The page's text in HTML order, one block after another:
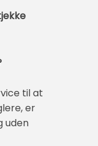
til at
er
uden